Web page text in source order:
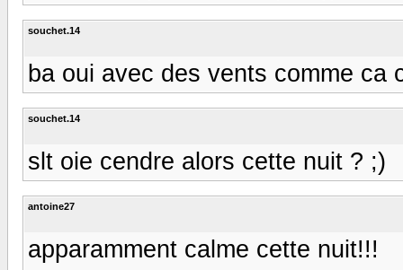
souchet.14
ba oui avec des vents comme ca
souchet.14
slt oie cendre alors cette nuit ? ;)
antoine27
apparamment calme cette nuit!!!